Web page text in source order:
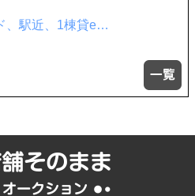
掲載物件が多数…